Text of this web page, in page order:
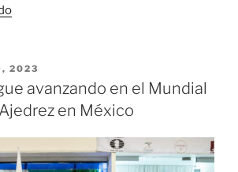
«El
Colombiano
ganó
el
Premio
de
Acción
2023
avanzando en el Mundial
en México